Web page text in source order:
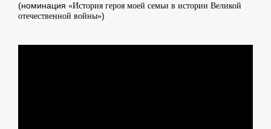
(номинация «История героя моей семьи в истории Великой
отечественной войны»)